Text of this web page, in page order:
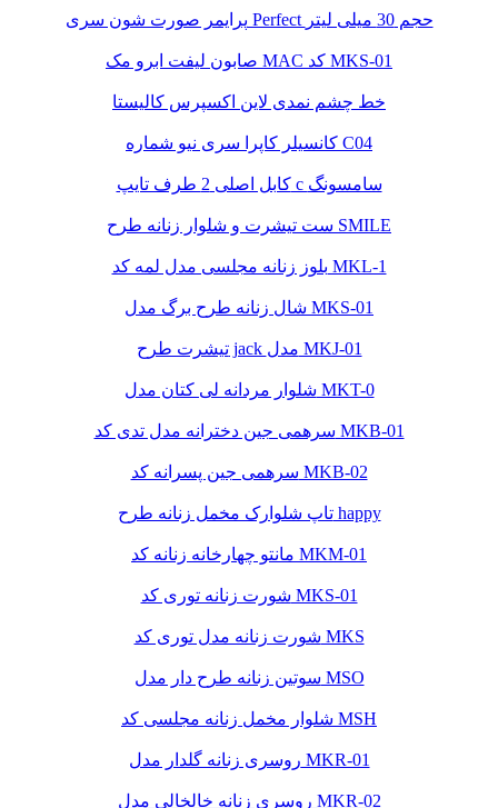
پرایمر صورت شون سری Perfect حجم 30 میلی لیتر
صابون لیفت ابرو مک MAC کد MKS-01
خط چشم نمدی لاین اکسپرس کالیستا
کانسیلر کاپرا سری نیو شماره C04
کابل اصلی 2 طرف تایپ c سامسونگ
ست تیشرت و شلوار زنانه طرح SMILE
بلوز زنانه مجلسی مدل لمه کد MKL-1
شال زنانه طرح برگ مدل MKS-01
تیشرت طرح jack مدل MKJ-01
شلوار مردانه لی کتان مدل MKT-0
سرهمی جین دخترانه مدل تدی کد MKB-01
سرهمی جین پسرانه کد MKB-02
تاپ شلوارک مخمل زنانه طرح happy
مانتو چهارخانه زنانه کد MKM-01
شورت زنانه توری کد MKS-01
شورت زنانه مدل توری کد MKS
سوتین زنانه طرح دار مدل MSO
شلوار مخمل زنانه مجلسی کد MSH
روسری زنانه گلدار مدل MKR-01
روسری زنانه خالخالی مدل MKR-02